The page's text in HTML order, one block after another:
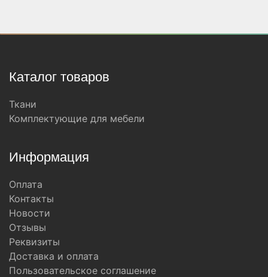
Каталог товаров
Ткани
Комплектующие для мебели
Информация
Оплата
Контакты
Новости
Отзывы
Реквизиты
Доставка и оплата
Пользовательское соглашение